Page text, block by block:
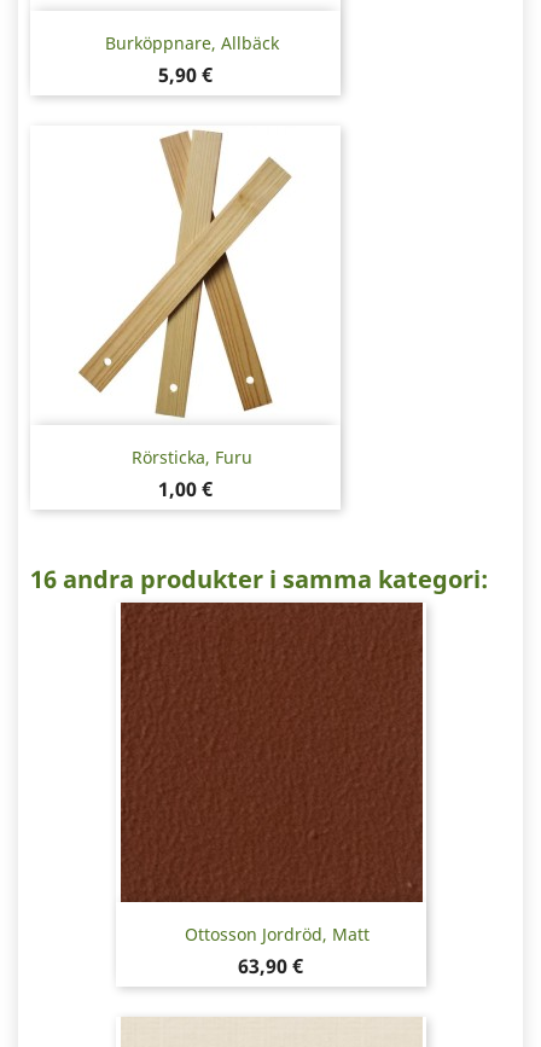
Burköppnare, Allbäck
Pris
5,90 €
Rörsticka, Furu
Pris
1,00 €
16 andra produkter i samma kategori:
Ottosson Jordröd, Matt
Pris
63,90 €